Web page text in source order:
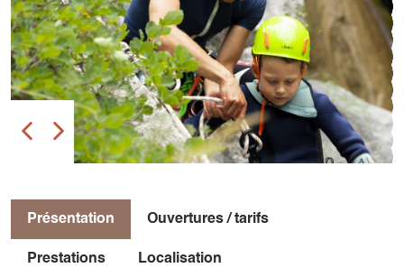
Présentation Ouvertures / tarifs
Prestations Localisation